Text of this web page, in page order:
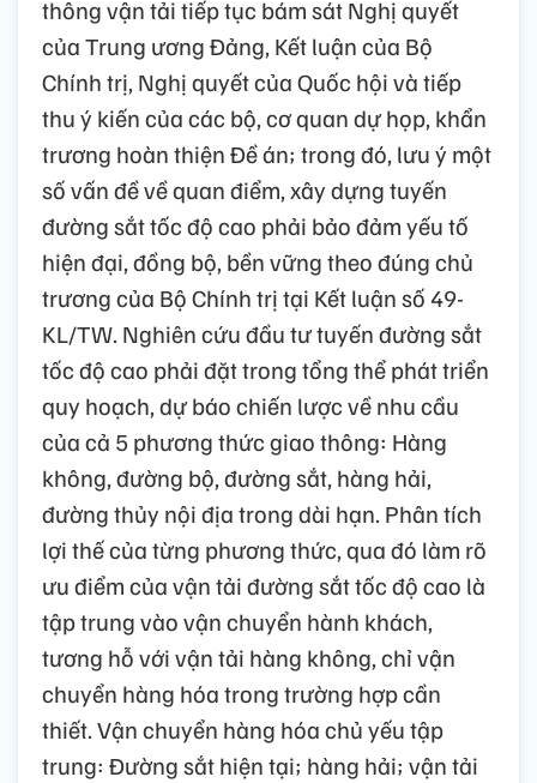
thông vận tải tiếp tục bám sát Nghị quyết
của Trung ương Đảng, Kết luận của Bộ
Chính trị, Nghị quyết của Quốc hội và tiếp
thu ý kiến của các bộ, cơ quan dự họp, khẩn
trương hoàn thiện Đề án; trong đó, lưu ý một
số vấn đề về quan điểm, xây dựng tuyến
đường sắt tốc độ cao phải bảo đảm yếu tố
hiện đại, đồng bộ, bền vững theo đúng chủ
trương của Bộ Chính trị tại Kết luận số 49-
KL/TW. Nghiên cứu đầu tư tuyến đường sắt
tốc độ cao phải đặt trong tổng thể phát triển
quy hoạch, dự báo chiến lược về nhu cầu
của cả 5 phương thức giao thông: Hàng
không, đường bộ, đường sắt, hàng hải,
đường thủy nội địa trong dài hạn. Phân tích
lợi thế của từng phương thức, qua đó làm rõ
ưu điểm của vận tải đường sắt tốc độ cao là
tập trung vào vận chuyển hành khách,
tương hỗ với vận tải hàng không, chỉ vận
chuyển hàng hóa trong trường hợp cần
thiết. Vận chuyển hàng hóa chủ yếu tập
trung: Đường sắt hiện tại; hàng hải; vận tải